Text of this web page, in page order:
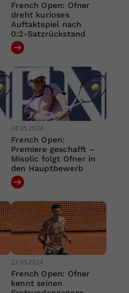
French Open: Ofner
dreht kurioses
Auftaktspiel nach
0:2-Satzrückstand
24.05.2024
French Open:
Premiere geschafft –
Misolic folgt Ofner in
den Hauptbewerb
23.05.2024
French Open: Ofner
kennt seinen